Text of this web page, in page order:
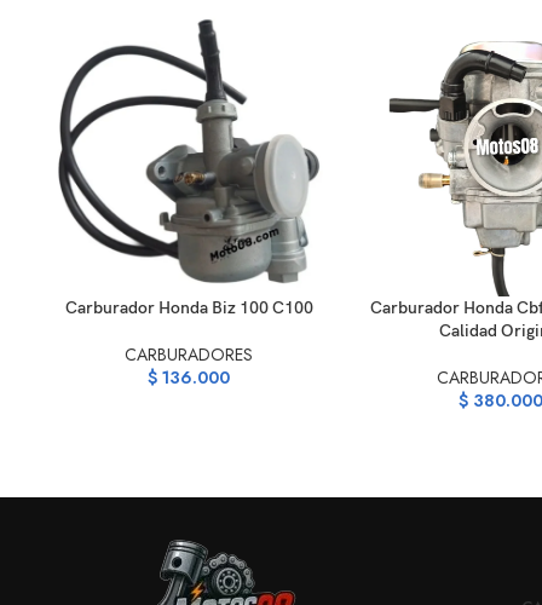
AÑADIR AL CARRITO
Carburador Honda Biz 100 C100
CARBURADORES
$ 136.000
AÑADIR AL CARRITO
Carburador Honda
Calidad
$ 380.000